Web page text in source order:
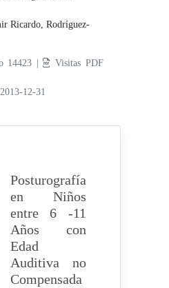
Ricardo,Rodríguez-
14423 |
Visitas PDF
12-31
Posturografía
en Niños
entre 6 -11
Años con
Edad
Auditiva no
Compensada